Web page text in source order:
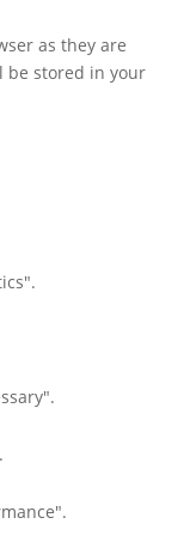
as they are
be stored in your